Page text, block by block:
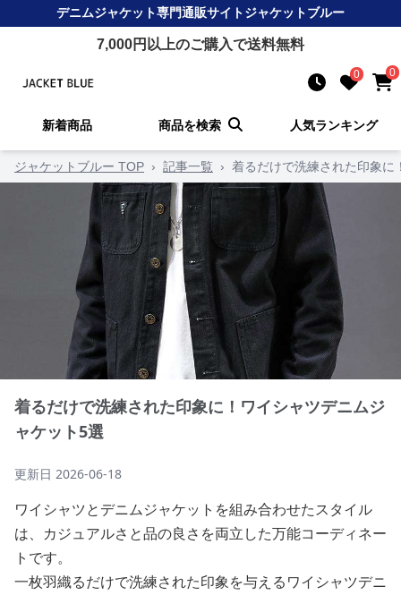
デニムジャケット専門通販サイトジャケットブルー
7,000円以上のご購入で送料無料
0 0
新着商品 商品を検索 人気ランキング
ジャケットブルー TOP › 記事一覧 › 着るだけで洗練された印象に
着るだけで洗練された印象に！ワイシャツデニムジ
ャケット5選
更新日 2026-06-18
ワイシャツとデニムジャケットを組み合わせたスタイル
は、カジュアルさと品の良さを両立した万能コーディネー
トです。
一枚羽織るだけで洗練された印象を与えるワイシャツデニ